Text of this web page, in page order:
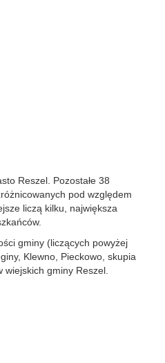
Reszel. Pozostałe 38
pod względem
liczą kilku, największa
gminy (liczących powyżej
Klewno, Pieckowo, skupia
gminy Reszel.